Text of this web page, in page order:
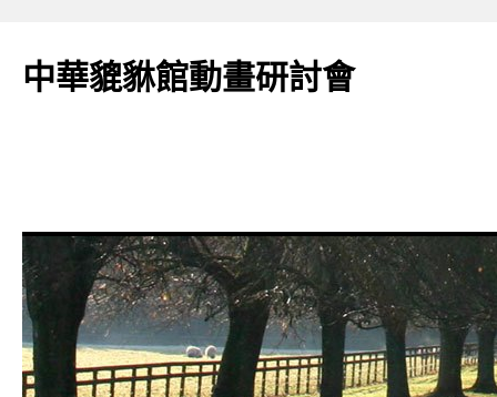
主
中華貔貅館動畫研討會